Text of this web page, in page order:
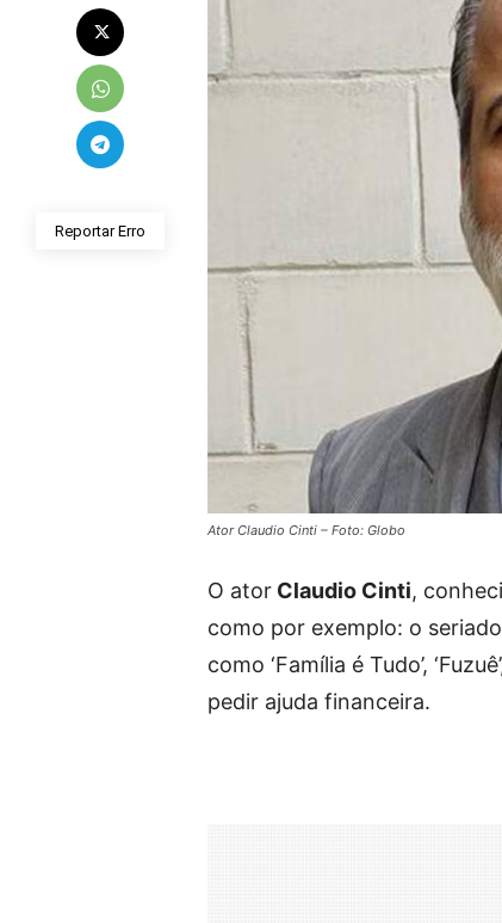
Reportar Erro
Ator Claudio Cinti – Foto: Globo
O ator Claudio Cinti,
como por exemplo: o seriado
como ‘Família é Tudo’,
pedir ajuda financeira.